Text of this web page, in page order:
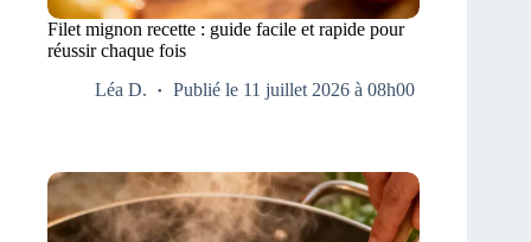
Filet mignon recette : guide facile et rapide pour
réussir chaque fois
Léa D.
Publié le 11 juillet 2026 à 08h00